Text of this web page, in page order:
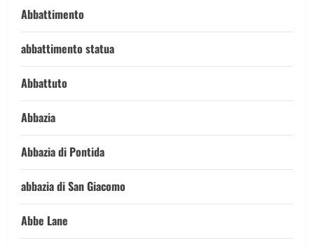
Abbattimento
abbattimento statua
Abbattuto
Abbazia
Abbazia di Pontida
abbazia di San Giacomo
Abbe Lane